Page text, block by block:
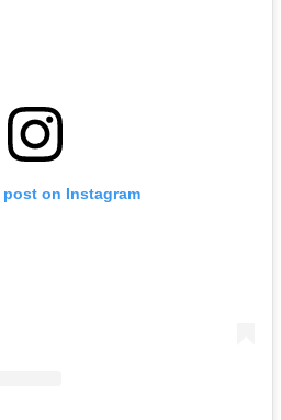
on Instagram